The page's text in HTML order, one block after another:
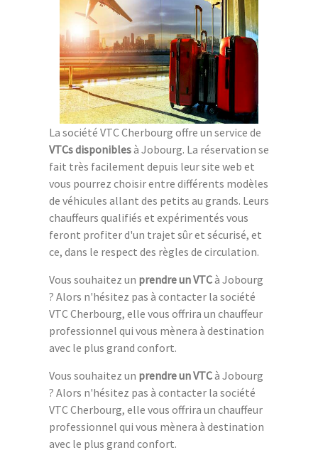
La société VTC Cherbourg offre un service de
VTCs disponiblesà Jobourg. La réservation se
fait très facilement depuis leur site web et
vous pourrez choisir entre différents modèles
de véhicules allant des petits au grands. Leurs
chauffeurs qualifiés et expérimentés vous
feront profiter d'un trajet sûr et sécurisé, et
ce, dans le respect des règles de circulation.
Vous souhaitez un prendre un VTCà Jobourg
? Alors n'hésitez pas à contacter la société
VTC Cherbourg, elle vous offrira un chauffeur
professionnel qui vous mènera à destination
avec le plus grand confort.
Vous souhaitez un prendre un VTCà Jobourg
? Alors n'hésitez pas à contacter la société
VTC Cherbourg, elle vous offrira un chauffeur
professionnel qui vous mènera à destination
avec le plus grand confort.